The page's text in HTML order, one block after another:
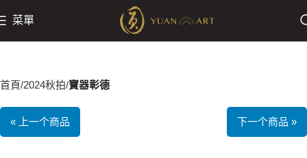
菜單
首頁 2024秋拍 寶器彰德
« 上一个商品 下一个商品 »